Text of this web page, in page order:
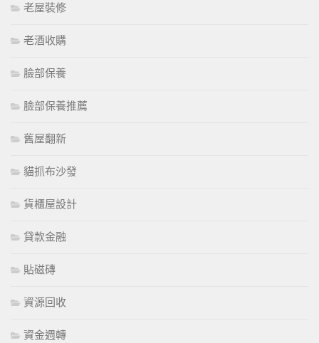
老屋裝修
老酒收購
臉部保養
臉部保養推薦
舊屋翻新
貓抓布沙發
貨櫃屋設計
貸款金融
貼磁磚
資源回收
資金週轉